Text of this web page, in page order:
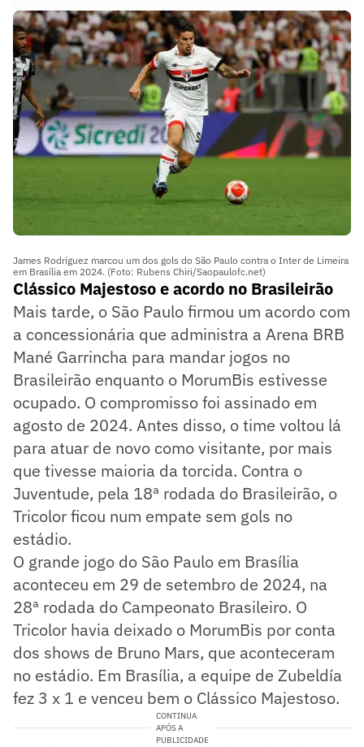
James Rodríguez marcou um dos gols do São Paulo contra o Inter de Limeira
em Brasília em 2024. (Foto: Rubens Chiri/Saopaulofc.net)
Clássico Majestoso e acordo no Brasileirão
Mais tarde, o São Paulo firmou um acordo com
a concessionária que administra a Arena BRB
Mané Garrincha para mandar jogos no
Brasileirão enquanto o MorumBis estivesse
ocupado. O compromisso foi assinado em
agosto de 2024. Antes disso, o time voltou lá
para atuar de novo como visitante, por mais
que tivesse maioria da torcida. Contra o
Juventude, pela 18ª rodada do Brasileirão, o
Tricolor ficou num empate sem gols no
estádio.
O grande jogo do São Paulo em Brasília
aconteceu em 29 de setembro de 2024, na
28ª rodada do Campeonato Brasileiro. O
Tricolor havia deixado o MorumBis por conta
dos shows de Bruno Mars, que aconteceram
no estádio. Em Brasília, a equipe de Zubeldía
fez 3 x 1 e venceu bem o Clássico Majestoso.
CONTINUA
APÓS A
PUBLICIDADE